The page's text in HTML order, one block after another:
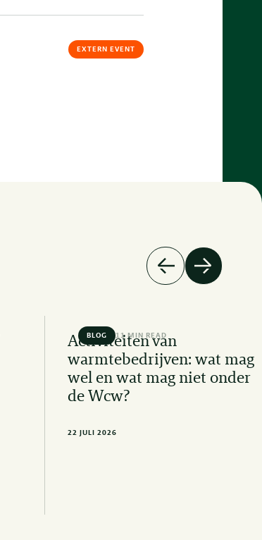
EXTERN EVENT
BLOG 11 MIN READ
Activiteiten van
warmtebedrijven: wat mag
wel en wat mag niet onder
de Wcw?
22 JULI 2026